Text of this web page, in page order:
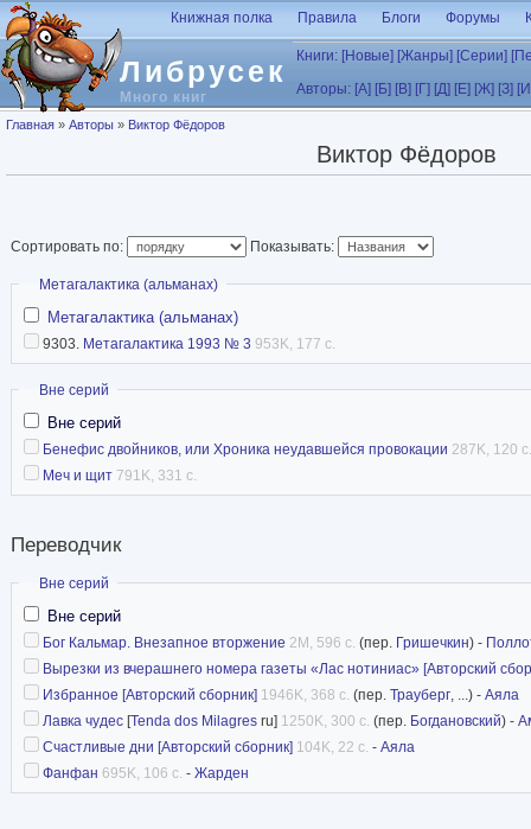
Перейти к основному содержанию
Либрусек
Много книг
Книжная полка Правила Блоги Форумы
Книги: [Новые] [Жанры] [Серии]
Авторы: [А] [Б] [В] [Г] [Д] [Е] [Ж] [З]
Вы здесь
Главная » Авторы » Виктор Фёдоров
Виктор Фёдоров
Сортировать по: Показывать:
Скрыть
Метагалактика (альманах)
Метагалактика (альманах)
9303. Метагалактика 1993 № 3 953K, 177 с.
Скрыть
Вне серий
Вне серий
Бенефис двойников, или Хроника неудавшейся провокации 287K, 120 с.
Меч и щит 791K, 331 с.
Переводчик
Скрыть
Вне серий
Вне серий
Бог Кальмар. Внезапное вторжение 2M, 596 с. (пер. Гришечкин) -
Вырезки из вчерашнего номера газеты «Лас нотиниас» [Авторский
Избранное [Авторский сборник] 1946K, 368 с. (пер. Трауберг, ...) - Аяла
Лавка чудес [Tenda dos Milagres ru] 1250K, 300 с. (пер. Богдановский) -
Счастливые дни [Авторский сборник] 104K, 22 с. - Аяла
Фанфан 695K, 106 с. - Жарден